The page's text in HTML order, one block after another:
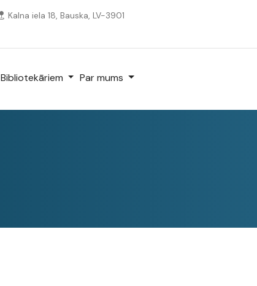
Kalna iela 18, Bauska, LV-3901
Bibliotekāriem Par mums